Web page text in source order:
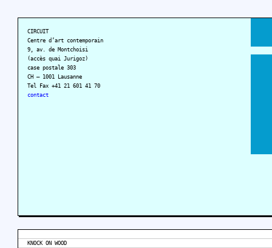
CIRCUIT
Centre d’art contemporain
9, av. de Montchoisi
(accès quai Jurigoz)
case postale 303
CH – 1001 Lausanne
Tel Fax +41 21 601 41 70
contact
KNOCK ON WOOD